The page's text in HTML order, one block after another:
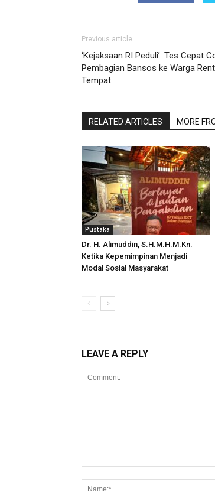
Previous article
‘Kejaksaan RI Peduli’: Tes Cepat
Pembagian Bansos ke Warga
Tempat
RELATED ARTICLES MORE
Pustaka
Dr. H. Alimuddin, S.H.M.H.M.Kn.
Ketika Kepemimpinan Menjadi
Modal Sosial Masyarakat
LEAVE A REPLY